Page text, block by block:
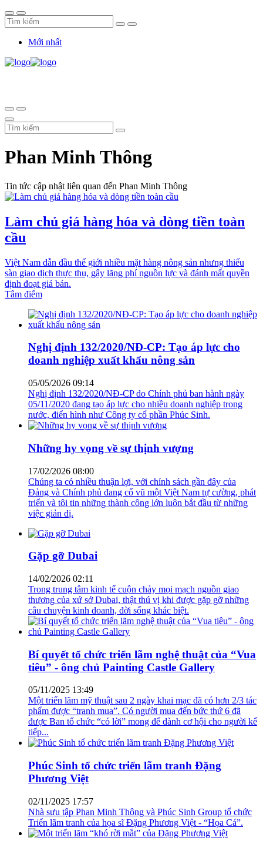
Mới nhất
Phan Minh Thông
Tin tức cập nhật liên quan đến Phan Minh Thông
Làm chủ giá hàng hóa và dòng tiền toàn
cầu
Việt Nam dẫn đầu thế giới nhiều mặt hàng nông sản nhưng thiếu
sàn giao dịch thực thụ, gây lãng phí nguồn lực và đánh mất quyền
định đoạt giá bán.
Tâm điểm
Nghị định 132/2020/NĐ-CP: Tạo áp lực cho
doanh nghiệp xuất khẩu nông sản
05/05/2026 09:14
Nghị định 132/2020/NĐ-CP do Chính phủ ban hành ngày
05/11/2020 đang tạo áp lực cho nhiều doanh nghiệp trong
nước, điển hình như Công ty cổ phần Phúc Sinh.
Những hy vọng về sự thịnh vượng
17/02/2026 08:00
Chúng ta có nhiều thuận lợi, với chính sách gần đây của
Đảng và Chính phủ đang cổ vũ một Việt Nam tự cường, phát
triển và tôi tin những thành công lớn luôn bắt đầu từ những
việc giản dị.
Gặp gỡ Dubai
14/02/2026 02:11
Trong trung tâm kinh tế cuộn chảy mọi mạch nguồn giao
thương của xứ sở Dubai, thật thú vị khi được gặp gỡ những
câu chuyện kinh doanh, đời sống khác biệt.
Bí quyết tổ chức triển lãm nghệ thuật của “Vua
tiêu” - ông chủ Painting Castle Gallery
05/11/2025 13:49
Một triển lãm mỹ thuật sau 2 ngày khai mạc đã có hơn 2/3 tác
phẩm được “tranh mua”. Có người mua đến bức thứ 6 đã
được Ban tổ chức “có lời” mong để dành cơ hội cho người kế
tiếp...
Phúc Sinh tổ chức triển lãm tranh Đặng
Phương Việt
02/11/2025 17:57
Nhà sưu tập Phan Minh Thông và Phúc Sinh Group tổ chức
Triển lãm tranh của họa sĩ Đặng Phương Việt - “Họa Cá”.